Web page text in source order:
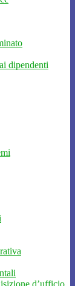
dipendenti
d’ufficio